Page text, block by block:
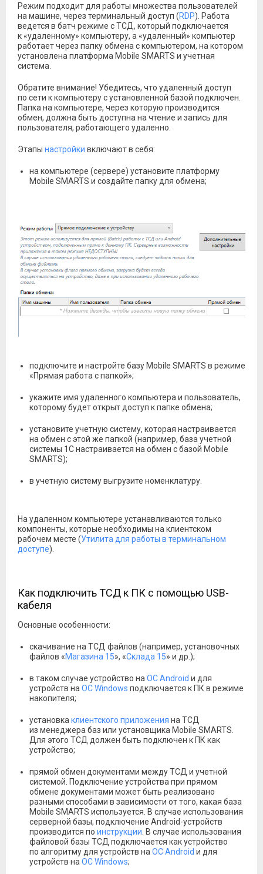
Режим подходит для работы множества пользователей
на машине, через терминальный доступ (RDP). Работа
ведется в батч режиме с ТСД, который подключается
к «удаленному» компьютеру, а «удаленный» компьютер
работает через папку обмена с компьютером, на котором
установлена платформа Mobile SMARTS и учетная
система.
Обратите внимание! Убедитесь, что удаленный доступ
по сети к компьютеру с установленной базой подключен.
Папка на компьютере, через которую производится
обмен, должна быть доступна на чтение и запись для
пользователя, работающего удаленно.
Этапы настройки включают в себя:
на компьютере (сервере) установите платформу
Mobile SMARTS и создайте папку для обмена;
подключите и настройте базу Mobile SMARTS в режиме
«Прямая работа с папкой»;
укажите имя удаленного компьютера и пользователь,
которому будет открыт доступ к папке обмена;
установите учетную систему, которая настраивается
на обмен с этой же папкой (например, база учетной
системы 1С настраивается на обмен с базой Mobile
SMARTS);
в учетную систему выгрузите номенклатуру.
На удаленном компьютере устанавливаются только
компоненты, которые необходимы на клиентском
рабочем месте (Утилита для работы в терминальном
доступе).
Как подключить ТСД к ПК с помощью USB-
кабеля
Основные особенности:
скачивание на ТСД файлов (например, установочных
файлов «Магазина 15», «Склада 15» и др.);
в таком случае устройство на ОС Android и для
устройств на ОС Windows подключается к ПК в режиме
накопителя;
установка клиентского приложения на ТСД
из менеджера баз или установщика Mobile SMARTS.
Для этого ТСД должен быть подключен к ПК как
устройство;
прямой обмен документами между ТСД и учетной
системой. Подключение устройства при прямом
обмене документами может быть реализовано
разными способами в зависимости от того, какая база
Mobile SMARTS используется. В случае использования
серверной базы, подключение Android-устройств
производится по инструкции . В случае использования
файловой базы ТСД подключается как устройство
по алгоритму для устройств на ОС Android и для
устройств на ОС Windows;